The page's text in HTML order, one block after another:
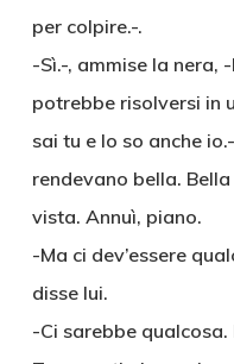
per colpire.-.
-Sì.-, ammise la nera,
potrebbe risolversi in
sai tu e lo so anche
rendevano bella.
vista. Annuì, piano.
-Ma ci dev’essere
disse lui.
-Ci sarebbe